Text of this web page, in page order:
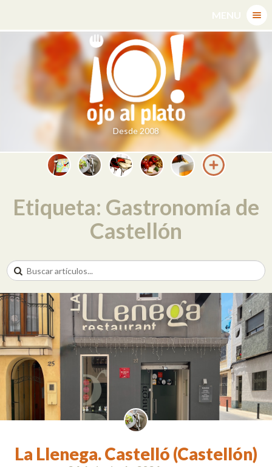
content
MENU
Desde 2008
Etiqueta: Gastronomía de
Castellón
La Llenega. Castelló (Castellón)